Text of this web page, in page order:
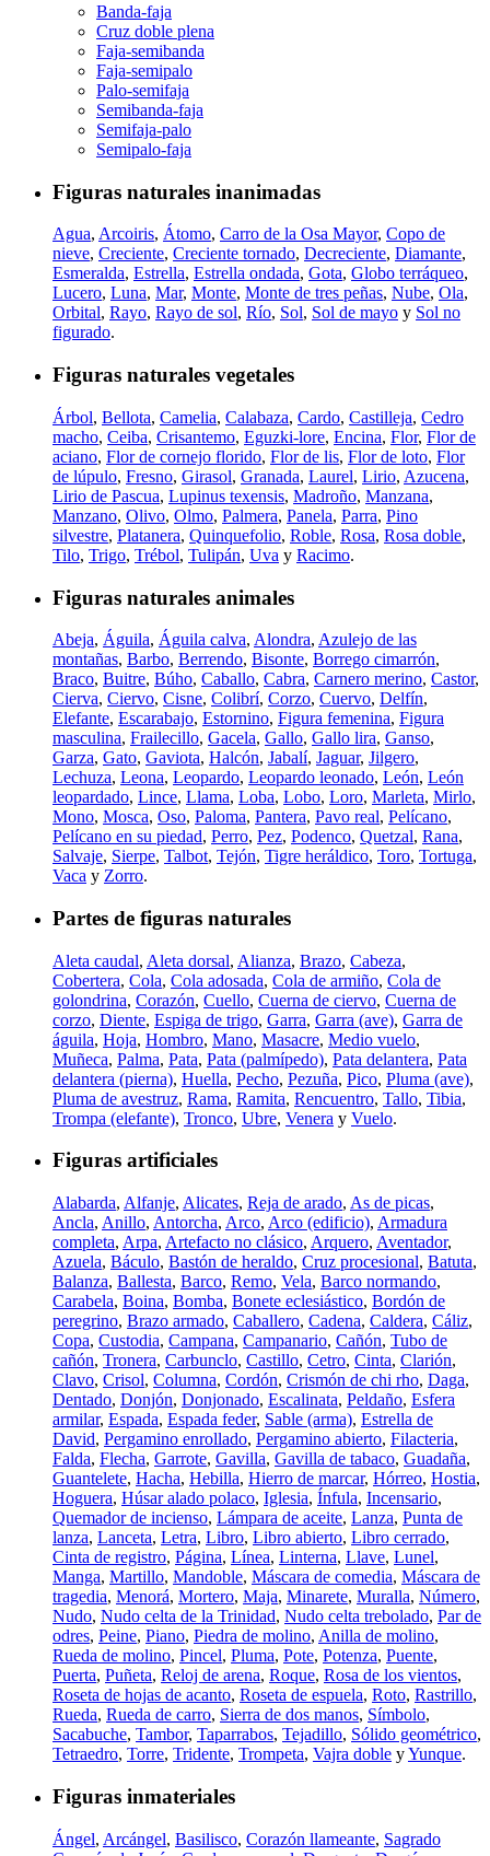
Banda-faja
Cruz doble plena
Faja-semibanda
Faja-semipalo
Palo-semifaja
Semibanda-faja
Semifaja-palo
Semipalo-faja
Figuras naturales inanimadas
Agua, Arcoiris, Átomo, Carro de la Osa Mayor, Copo de
nieve, Creciente, Creciente tornado, Decreciente, Diamante,
Esmeralda, Estrella, Estrella ondada, Gota, Globo terráqueo,
Lucero, Luna, Mar, Monte, Monte de tres peñas, Nube, Ola,
Orbital, Rayo, Rayo de sol, Río, Sol, Sol de mayo y Sol no
figurado.
Figuras naturales vegetales
Árbol, Bellota, Camelia, Calabaza, Cardo, Castilleja, Cedro
macho, Ceiba, Crisantemo, Eguzki-lore, Encina, Flor, Flor de
aciano, Flor de cornejo florido, Flor de lis, Flor de loto, Flor
de lúpulo, Fresno, Girasol, Granada, Laurel, Lirio, Azucena,
Lirio de Pascua, Lupinus texensis, Madroño, Manzana,
Manzano, Olivo, Olmo, Palmera, Panela, Parra, Pino
silvestre, Platanera, Quinquefolio, Roble, Rosa, Rosa doble,
Tilo, Trigo, Trébol, Tulipán, Uva y Racimo.
Figuras naturales animales
Abeja, Águila, Águila calva, Alondra, Azulejo de las
montañas, Barbo, Berrendo, Bisonte, Borrego cimarrón,
Braco, Buitre, Búho, Caballo, Cabra, Carnero merino, Castor,
Cierva, Ciervo, Cisne, Colibrí, Corzo, Cuervo, Delfín,
Elefante, Escarabajo, Estornino, Figura femenina, Figura
masculina, Frailecillo, Gacela, Gallo, Gallo lira, Ganso,
Garza, Gato, Gaviota, Halcón, Jabalí, Jaguar, Jilgero,
Lechuza, Leona, Leopardo, Leopardo leonado, León, León
leopardado, Lince, Llama, Loba, Lobo, Loro, Marleta, Mirlo,
Mono, Mosca, Oso, Paloma, Pantera, Pavo real, Pelícano,
Pelícano en su piedad, Perro, Pez, Podenco, Quetzal, Rana,
Salvaje, Sierpe, Talbot, Tejón, Tigre heráldico, Toro, Tortuga,
Vaca y Zorro.
Partes de figuras naturales
Aleta caudal, Aleta dorsal, Alianza, Brazo, Cabeza,
Cobertera, Cola, Cola adosada, Cola de armiño, Cola de
golondrina, Corazón, Cuello, Cuerna de ciervo, Cuerna de
corzo, Diente, Espiga de trigo, Garra, Garra (ave), Garra de
águila, Hoja, Hombro, Mano, Masacre, Medio vuelo,
Muñeca, Palma, Pata, Pata (palmípedo), Pata delantera, Pata
delantera (pierna), Huella, Pecho, Pezuña, Pico, Pluma (ave),
Pluma de avestruz, Rama, Ramita, Rencuentro, Tallo, Tibia,
Trompa (elefante), Tronco, Ubre, Venera y Vuelo.
Figuras artificiales
Alabarda, Alfanje, Alicates, Reja de arado, As de picas,
Ancla, Anillo, Antorcha, Arco, Arco (edificio), Armadura
completa, Arpa, Artefacto no clásico, Arquero, Aventador,
Azuela, Báculo, Bastón de heraldo, Cruz procesional, Batuta,
Balanza, Ballesta, Barco, Remo, Vela, Barco normando,
Carabela, Boina, Bomba, Bonete eclesiástico, Bordón de
peregrino, Brazo armado, Caballero, Cadena, Caldera, Cáliz,
Copa, Custodia, Campana, Campanario, Cañón, Tubo de
cañón, Tronera, Carbunclo, Castillo, Cetro, Cinta, Clarión,
Clavo, Crisol, Columna, Cordón, Crismón de chi rho, Daga,
Dentado, Donjón, Donjonado, Escalinata, Peldaño, Esfera
armilar, Espada, Espada feder, Sable (arma), Estrella de
David, Pergamino enrollado, Pergamino abierto, Filacteria,
Falda, Flecha, Garrote, Gavilla, Gavilla de tabaco, Guadaña,
Guantelete, Hacha, Hebilla, Hierro de marcar, Hórreo, Hostia,
Hoguera, Húsar alado polaco, Iglesia, Ínfula, Incensario,
Quemador de incienso, Lámpara de aceite, Lanza, Punta de
lanza, Lanceta, Letra, Libro, Libro abierto, Libro cerrado,
Cinta de registro, Página, Línea, Linterna, Llave, Lunel,
Manga, Martillo, Mandoble, Máscara de comedia, Máscara de
tragedia, Menorá, Mortero, Maja, Minarete, Muralla, Número,
Nudo, Nudo celta de la Trinidad, Nudo celta trebolado, Par de
odres, Peine, Piano, Piedra de molino, Anilla de molino,
Rueda de molino, Pincel, Pluma, Pote, Potenza, Puente,
Puerta, Puñeta, Reloj de arena, Roque, Rosa de los vientos,
Roseta de hojas de acanto, Roseta de espuela, Roto, Rastrillo,
Rueda, Rueda de carro, Sierra de dos manos, Símbolo,
Sacabuche, Tambor, Taparrabos, Tejadillo, Sólido geométrico,
Tetraedro, Torre, Tridente, Trompeta, Vajra doble yYunque.
Figuras inmateriales
Ángel, Arcángel, Basilisco, Corazón llameante, Sagrado